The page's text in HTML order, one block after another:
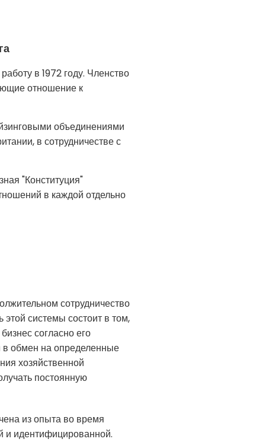
в 1972 году. Членство
отношение к
объединениями
в сотрудничестве с
"Конституция"
в каждой отдельно
сотрудничество
системы состоит в том,
согласно его
в обмен на определенные
хозяйственной
постоянную
из опыта во время
и идентифицированной.